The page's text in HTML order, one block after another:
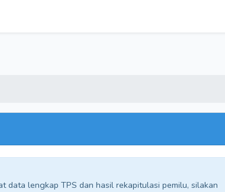
data lengkap TPS dan hasil rekapitulasi pemilu, silakan